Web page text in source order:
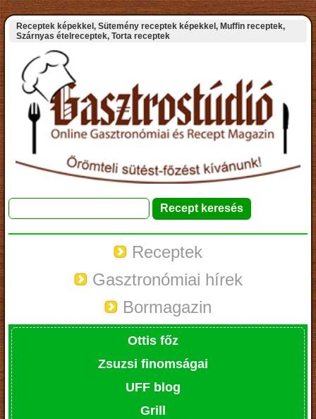
Receptek képekkel, Sütemény receptek képekkel, Muffin receptek,
Szárnyas ételreceptek, Torta receptek
Receptek
Gasztronómiai hírek
Bormagazin
Ottis főz
Zsuzsi finomságai
UFF blog
Grill